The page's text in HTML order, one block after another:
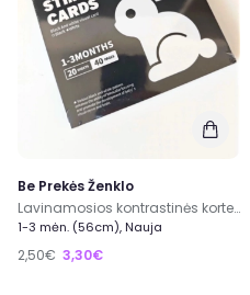
Be Prekės Ženklo
Lavinamosios kontrastinės kortelės Baby Vision
1-3 mėn. (56cm), Nauja
2,50€ 3,30€